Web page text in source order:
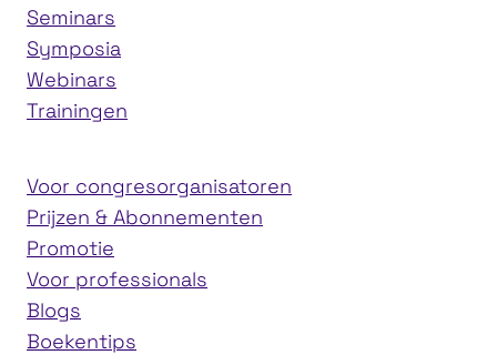
Seminars
Symposia
Webinars
Trainingen
Voor congresorganisatoren
Prijzen & Abonnementen
Promotie
Voor professionals
Blogs
Boekentips